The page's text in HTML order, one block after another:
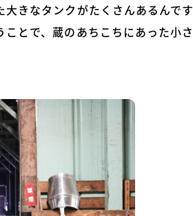
きなタンクがたくさんあるんです
とで、蔵のあちこちにあった小さ